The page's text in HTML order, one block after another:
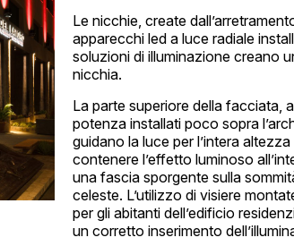
Le nicchie, create
apparecchi led a luce radiale
soluzioni di illuminazione creano
nicchia.
La parte superiore della facciata,
potenza installati poco sopra
guidano la luce per l’intera
contenere l’effetto luminoso
una fascia sporgente sulla
celeste. L’utilizzo di visiere
per gli abitanti dell’edificio
un corretto inserimento